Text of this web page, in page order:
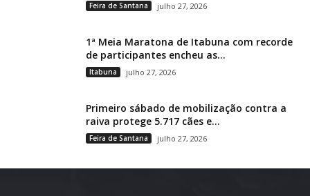
Feira de Santana julho 27, 2026
1ª Meia Maratona de Itabuna com recorde
de participantes encheu as...
Itabuna julho 27, 2026
Primeiro sábado de mobilização contra a
raiva protege 5.717 cães e...
Feira de Santana julho 27, 2026